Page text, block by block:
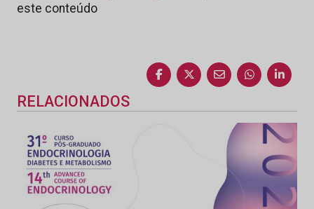
este conteúdo
RELACIONADOS